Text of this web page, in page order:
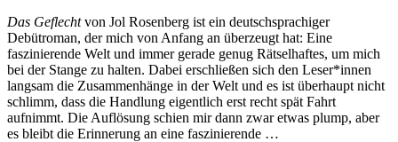
Das Geflechtvon Jol Rosenberg ist ein deutschsprachiger
Debütroman, der mich von Anfang an überzeugt hat: Eine
faszinierende Welt und immer gerade genug Rätselhaftes, um mich
bei der Stange zu halten. Dabei erschließen sich den Leser*innen
langsam die Zusammenhänge in der Welt und es ist überhaupt nicht
schlimm, dass die Handlung eigentlich erst recht spät Fahrt
aufnimmt. Die Auflösung schien mir dann zwar etwas plump, aber
es bleibt die Erinnerung an eine faszinierende …